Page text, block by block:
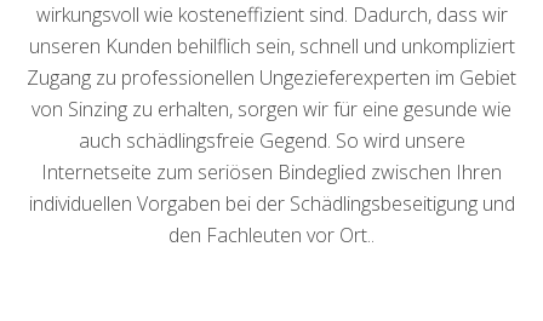
wirkungsvoll wie kosteneffizient sind. Dadurch, dass wir
unseren Kunden behilflich sein, schnell und unkompliziert
Zugang zu professionellen Ungezieferexperten im Gebiet
von Sinzing zu erhalten, sorgen wir für eine gesunde wie
auch schädlingsfreie Gegend. So wird unsere
Internetseite zum seriösen Bindeglied zwischen Ihren
individuellen Vorgaben bei der Schädlingsbeseitigung und
den Fachleuten vor Ort..